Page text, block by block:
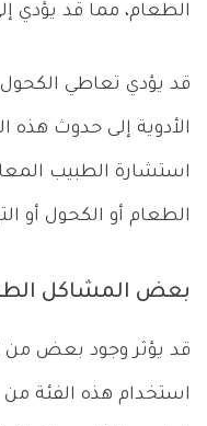
الطعام، مما قد يؤدي
قد يؤدي تعاطي
الأدوية إلى حدوث هذه
استشارة الطبيب
الطعام أو الكحول أو
بعض المشاكل
قد يؤثر وجود بعض من
استخدام هذه الفئة من